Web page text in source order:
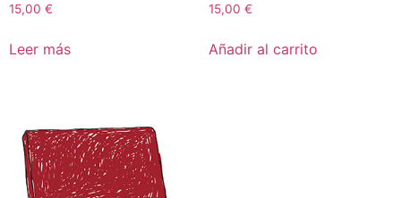
15,00 €
Leer más
15,00 €
Añadir al carrito